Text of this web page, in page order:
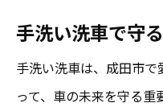
手洗い洗車で守
手洗い洗車は、成田市
って、車の未来を守る